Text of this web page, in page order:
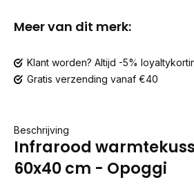
Meer van dit merk:
Klant worden? Altijd -5%
Gratis verzending vanaf €40
Beschrijving
Infrarood
60x40 cm - Opoggi